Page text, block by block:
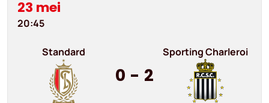
23 mei
20:45
Standard
0 - 2
Sporting Charleroi